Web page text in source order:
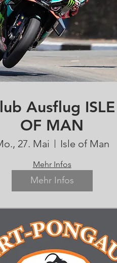
Ausflug ISLE
OF MAN
27. Mai Isle of Man
Mehr Infos
Mehr Infos